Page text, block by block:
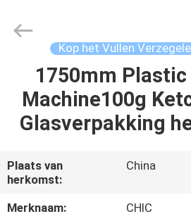
HUIS
PRODUCTEN
OVER
ONS
Ltd..
Kop het Vullen
1750mm Plastic
Machine100g
Glasverpakking
Plaats van
herkomst:
China
Merknaam:
CHIC